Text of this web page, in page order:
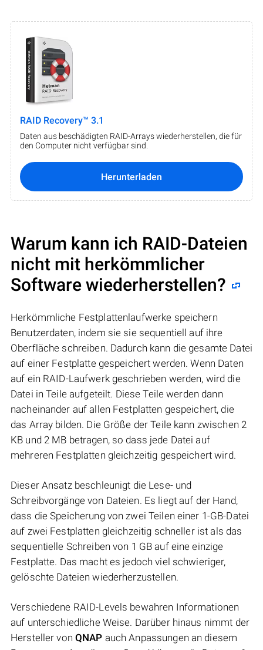
RAID Recovery™ 3.1
Daten aus beschädigten RAID-Arrays wiederherstellen, die für
den Computer nicht verfügbar sind.
Herunterladen
Warum kann ich RAID-Dateien
nicht mit herkömmlicher
Software wiederherstellen?
Herkömmliche Festplattenlaufwerke speichern
Benutzerdaten, indem sie sie sequentiell auf ihre
Oberfläche schreiben. Dadurch kann die gesamte Datei
auf einer Festplatte gespeichert werden. Wenn Daten
auf ein RAID-Laufwerk geschrieben werden, wird die
Datei in Teile aufgeteilt. Diese Teile werden dann
nacheinander auf allen Festplatten gespeichert, die
das Array bilden. Die Größe der Teile kann zwischen 2
KB und 2 MB betragen, so dass jede Datei auf
mehreren Festplatten gleichzeitig gespeichert wird.
Dieser Ansatz beschleunigt die Lese- und
Schreibvorgänge von Dateien. Es liegt auf der Hand,
dass die Speicherung von zwei Teilen einer 1-GB-Datei
auf zwei Festplatten gleichzeitig schneller ist als das
sequentielle Schreiben von 1 GB auf eine einzige
Festplatte. Das macht es jedoch viel schwieriger,
gelöschte Dateien wiederherzustellen.
Verschiedene RAID-Levels bewahren Informationen
auf unterschiedliche Weise. Darüber hinaus nimmt der
Hersteller von QNAP auch Anpassungen an diesem